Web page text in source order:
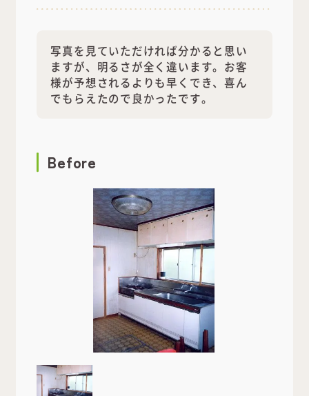
写真を見ていただければ分かると思い
ますが、明るさが全く違います。お客
様が予想されるよりも早くでき、喜ん
でもらえたので良かったです。
Before